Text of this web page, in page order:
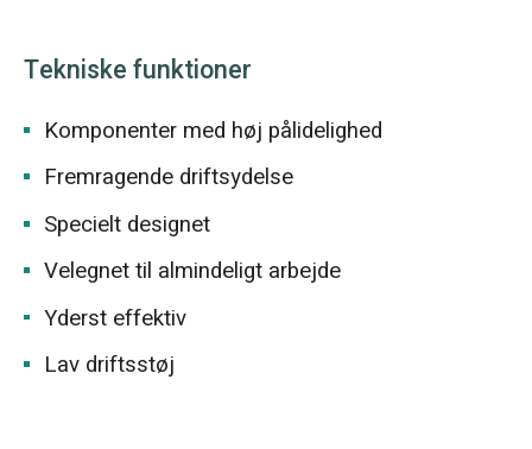
Tekniske funktioner
Komponenter med høj pålidelighed
Fremragende driftsydelse
Specielt designet
Velegnet til almindeligt arbejde
Yderst effektiv
Lav driftsstøj